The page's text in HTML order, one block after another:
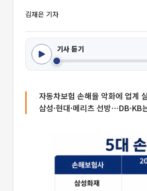
김재은 기자
기사 듣기
자동차보험 손해율 악화에 업계
삼성·현대·메리츠 선방⋯DB·KB